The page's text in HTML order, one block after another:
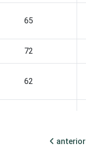
65
72
62
anterior